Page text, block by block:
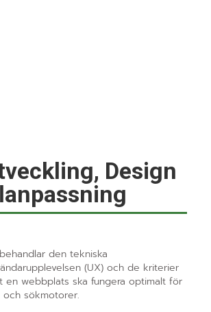
Design
den tekniska
(UX) och de kriterier
en webbplats ska fungera optimalt för
och sökmotorer.